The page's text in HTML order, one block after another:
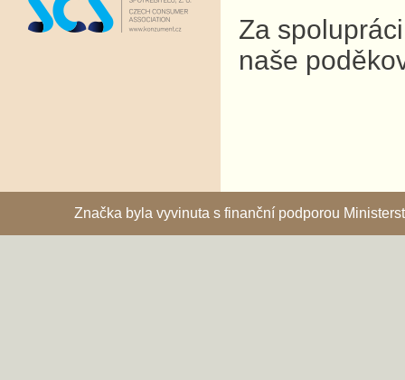
Za
naše
Značka byla vyvinuta s finanční podporou